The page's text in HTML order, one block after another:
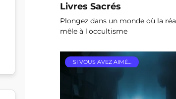
Livres Sacrés
Plongez dans un monde où la
mêle à l'occultisme
SI VOUS AVEZ AIMÉ…